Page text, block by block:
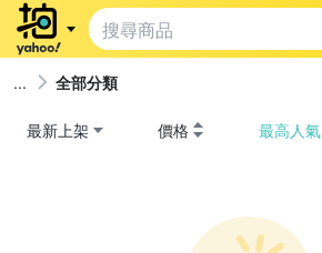
全部分類
最新上架 價格 最高人氣